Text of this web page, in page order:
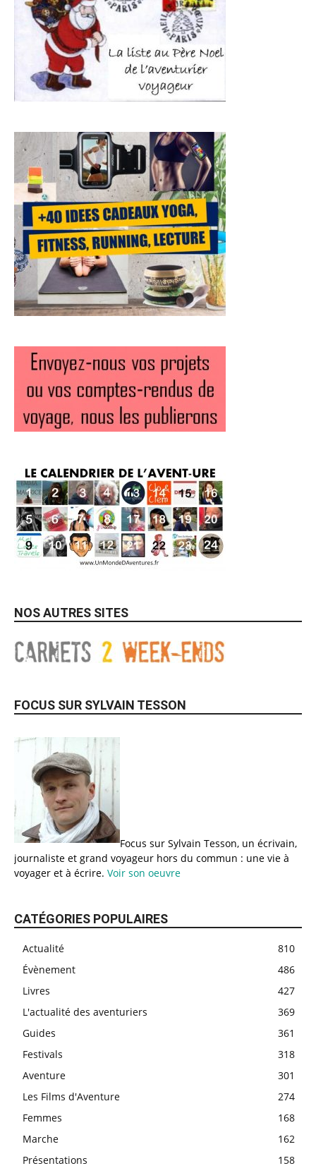
NOS AUTRES SITES
FOCUS SUR SYLVAIN TESSON
Focus sur Sylvain Tesson, un écrivain,
journaliste et grand voyageur hors du commun : une vie à
voyager et à écrire. Voir son oeuvre
CATÉGORIES POPULAIRES
Actualité
810
Évènement
486
Livres
427
L'actualité des aventuriers
369
Guides
361
Festivals
318
Aventure
301
Les Films d'Aventure
274
Femmes
168
Marche
162
Présentations
158